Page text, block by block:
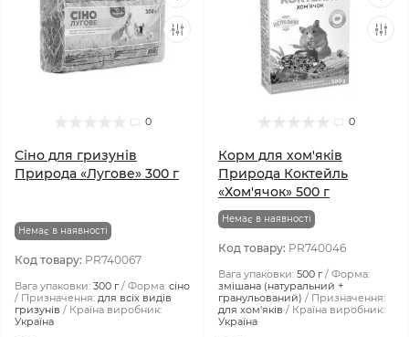
0
Сіно для гризунів
Природа «Лугове» 300 г
Немає в наявності
Код товару: PR740067
Вага упаковки: 300 г Форма: сіно
Призначення: для всіх видів
гризунів
Країна виробник:
Україна
0
Корм для хом'яків
Природа Коктейль
«Хом'ячок» 500 г
Немає в наявності
Код товару: PR740046
Вага упаковки: 500 г
Форма:
змішана (натуральний +
гранульований)
Призначення:
для хом'яків
Країна виробник:
Україна